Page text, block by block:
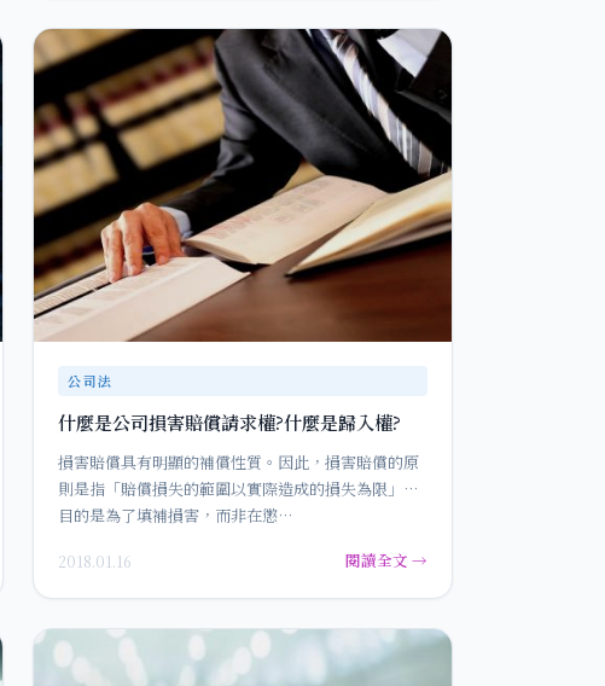
公司法
什麼是公司損害賠償請求權?什麼是歸入權?
損害賠償具有明顯的補償性質。因此，損害賠償的原
則是指「賠償損失的範圍以實際造成的損失為限」。
目的是為了填補損害，而非在懲…
2018.01.16 閱讀全文 →